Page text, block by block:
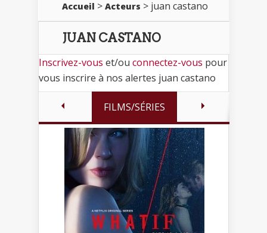
Accueil > Acteurs > juan castano
JUAN CASTANO
Inscrivez-vous et/ou connectez-vous pour
vous inscrire à nos alertes juan castano
FILMS/SÉRIES